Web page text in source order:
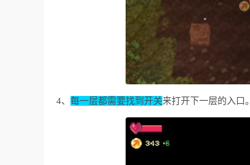
4、 每一层都需要找到开关来打开下一层的入口。